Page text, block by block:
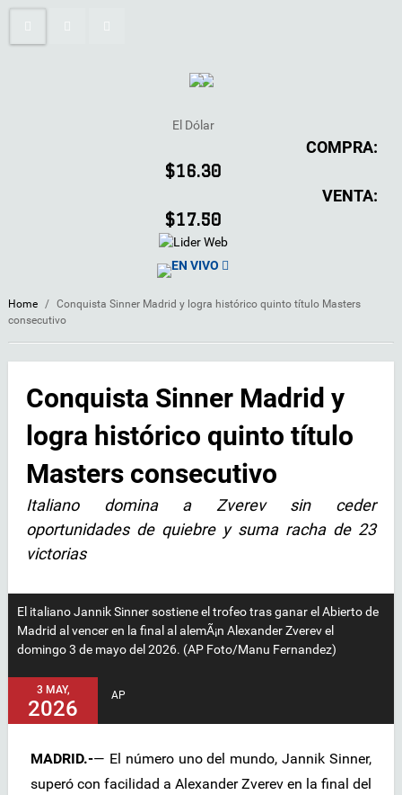
El Dólar
COMPRA:
$16.30
VENTA:
$17.50
EN VIVO
Home / Conquista Sinner Madrid y logra histórico quinto título Masters
consecutivo
Conquista Sinner Madrid y
logra histórico quinto título
Masters consecutivo
Italiano domina a Zverev sin ceder
oportunidades de quiebre y suma racha de 23
victorias
El italiano Jannik Sinner sostiene el trofeo tras ganar el Abierto de
Madrid al vencer en la final al alemÃ¡n Alexander Zverev el
domingo 3 de mayo del 2026. (AP Foto/Manu Fernandez)
3 MAY,
2026
AP
MADRID.-— El número uno del mundo, Jannik Sinner,
superó con facilidad a Alexander Zverev en la final del